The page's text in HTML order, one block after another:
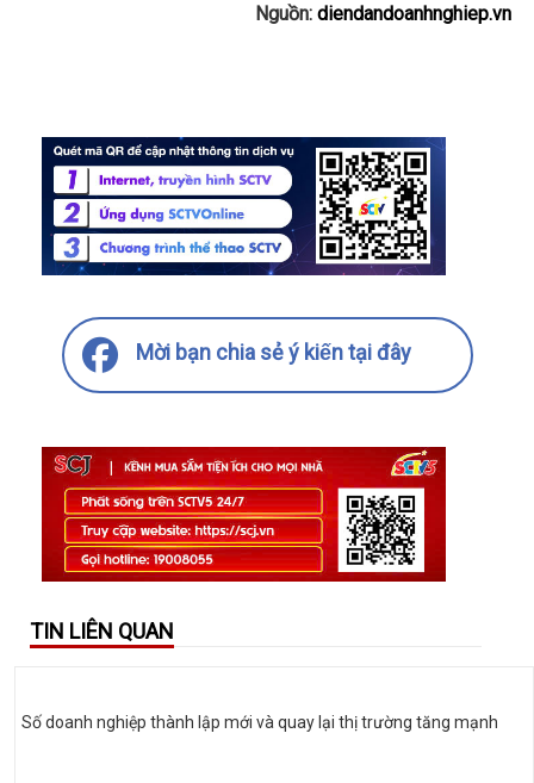
Nguồn: diendandoanhnghiep.vn
Mời bạn chia sẻ ý kiến tại đây
TIN LIÊN QUAN
Số doanh nghiệp thành lập mới và quay lại thị trường tăng mạnh